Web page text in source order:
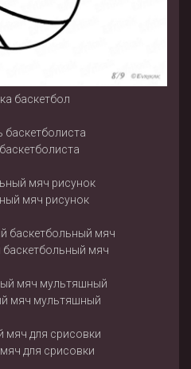
баскетбол
мяч рисунок
мяч
мяч мультяшный
для срисовки